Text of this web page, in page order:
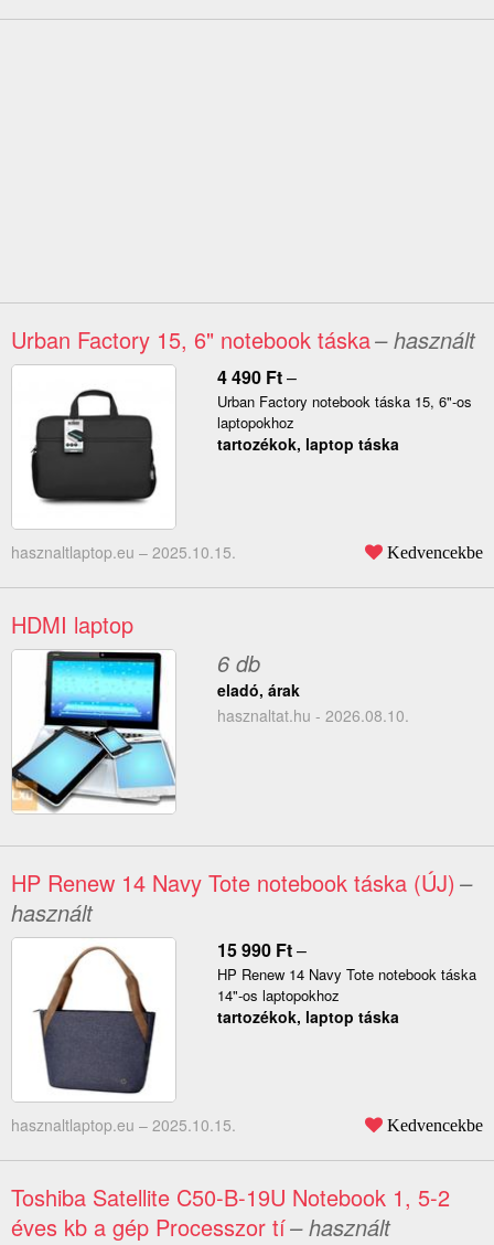
Urban Factory 15, 6" notebook táska– használt
4 490 Ft–
Urban Factory notebook táska 15, 6"-os
laptopokhoz
tartozékok, laptop táska
hasznaltlaptop.eu – 2025.10.15. Kedvencekbe
HDMI laptop
6 db
eladó, árak
hasznaltat.hu - 2026.08.10.
HP Renew 14 Navy Tote notebook táska (ÚJ) –
használt
15 990 Ft–
HP Renew 14 Navy Tote notebook táska
14"-os laptopokhoz
tartozékok, laptop táska
hasznaltlaptop.eu – 2025.10.15. Kedvencekbe
Toshiba Satellite C50-B-19U Notebook 1, 5-2
éves kb a gép Processzor tí– használt